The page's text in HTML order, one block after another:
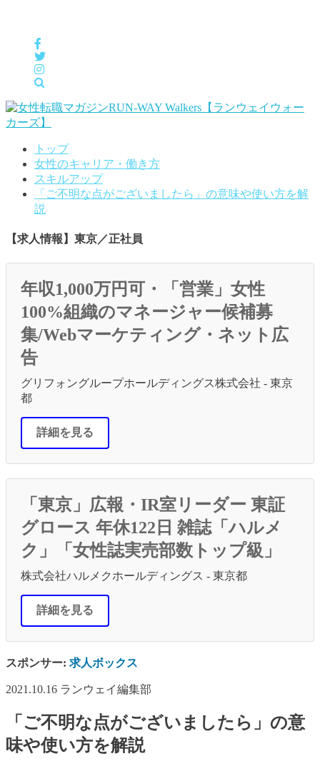
トップ
女性のキャリア・働き方
スキルアップ
「ご不明な点がございましたら」の意味や使い方を解
説
【求人情報】東京／正社員
年収1,000万円可・「営業」女性
100%組織のマネージャー候補募
集/Webマーケティング・ネット広
告
グリフォングループホールディングス株式会社 - 東京
都
詳細を見る
「東京」広報・IR室リーダー 東証
グロース 年休122日 雑誌「ハルメ
ク」「女性誌実売部数トップ級」
株式会社ハルメクホールディングス - 東京都
詳細を見る
スポンサー: 求人ボックス
2021.10.16 ランウェイ編集部
「ご不明な点がございましたら」の意
味や使い方を解説